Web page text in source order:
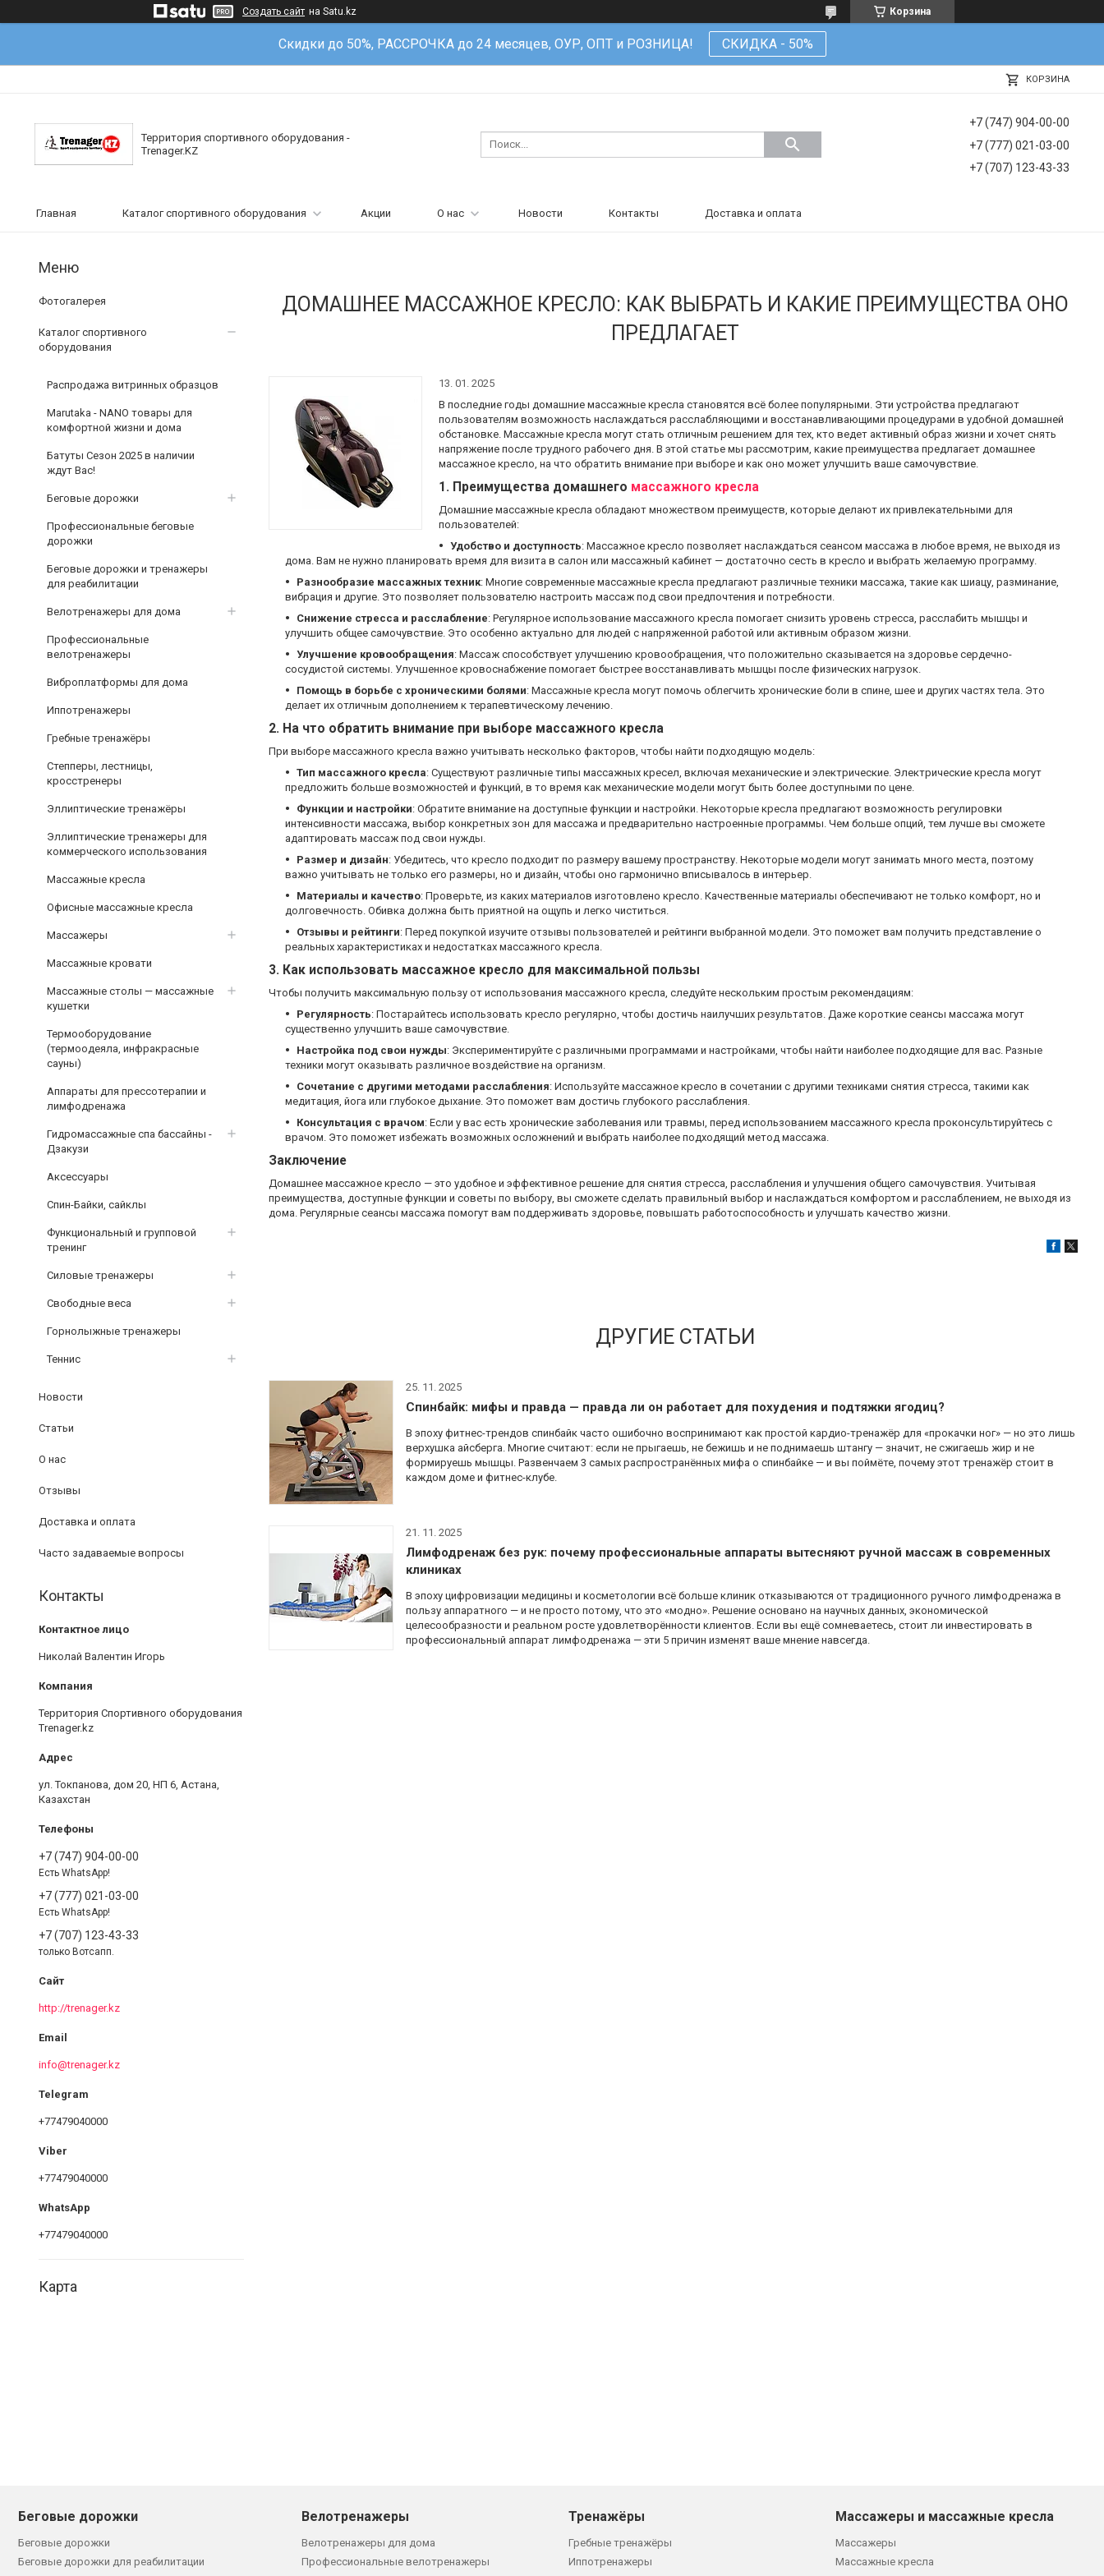
Создать сайт на Satu.kz Корзина
Скидки до 50%, РАССРОЧКА до 24 месяцев, ОУР, ОПТ и РОЗНИЦА! СКИДКА - 50%
КОРЗИНА
Территория спортивного оборудования -
Trenager.KZ
+7 (747) 904-00-00
+7 (777) 021-03-00
+7 (707) 123-43-33
Главная Каталог спортивного оборудования Акции О нас Новости Контакты Доставка и оплата
ДОМАШНЕЕ МАССАЖНОЕ КРЕСЛО: КАК ВЫБРАТЬ И КАКИЕ ПРЕИМУЩЕСТВА ОНО
ПРЕДЛАГАЕТ
13. 01. 2025
В последние годы домашние массажные кресла становятся всё более популярными. Эти устройства предлагают
пользователям возможность наслаждаться расслабляющими и восстанавливающими процедурами в удобной домашней
обстановке. Массажные кресла могут стать отличным решением для тех, кто ведет активный образ жизни и хочет снять
напряжение после трудного рабочего дня. В этой статье мы рассмотрим, какие преимущества предлагает домашнее
массажное кресло, на что обратить внимание при выборе и как оно может улучшить ваше самочувствие.
1. Преимущества домашнего массажного кресла
Домашние массажные кресла обладают множеством преимуществ, которые делают их привлекательными для
пользователей:
Удобство и доступность: Массажное кресло позволяет наслаждаться сеансом массажа в любое время, не выходя из
дома. Вам не нужно планировать время для визита в салон или массажный кабинет — достаточно сесть в кресло и выбрать желаемую программу.
Разнообразие массажных техник: Многие современные массажные кресла предлагают различные техники массажа, такие как шиацу, разминание,
вибрация и другие. Это позволяет пользователю настроить массаж под свои предпочтения и потребности.
Снижение стресса и расслабление: Регулярное использование массажного кресла помогает снизить уровень стресса, расслабить мышцы и
улучшить общее самочувствие. Это особенно актуально для людей с напряженной работой или активным образом жизни.
Улучшение кровообращения: Массаж способствует улучшению кровообращения, что положительно сказывается на здоровье сердечно-
сосудистой системы. Улучшенное кровоснабжение помогает быстрее восстанавливать мышцы после физических нагрузок.
Помощь в борьбе с хроническими болями: Массажные кресла могут помочь облегчить хронические боли в спине, шее и других частях тела. Это
делает их отличным дополнением к терапевтическому лечению.
2. На что обратить внимание при выборе массажного кресла
При выборе массажного кресла важно учитывать несколько факторов, чтобы найти подходящую модель:
Тип массажного кресла: Существуют различные типы массажных кресел, включая механические и электрические. Электрические кресла могут
предложить больше возможностей и функций, в то время как механические модели могут быть более доступными по цене.
Функции и настройки: Обратите внимание на доступные функции и настройки. Некоторые кресла предлагают возможность регулировки
интенсивности массажа, выбор конкретных зон для массажа и предварительно настроенные программы. Чем больше опций, тем лучше вы сможете
адаптировать массаж под свои нужды.
Размер и дизайн: Убедитесь, что кресло подходит по размеру вашему пространству. Некоторые модели могут занимать много места, поэтому
важно учитывать не только его размеры, но и дизайн, чтобы оно гармонично вписывалось в интерьер.
Материалы и качество: Проверьте, из каких материалов изготовлено кресло. Качественные материалы обеспечивают не только комфорт, но и
долговечность. Обивка должна быть приятной на ощупь и легко чиститься.
Отзывы и рейтинги: Перед покупкой изучите отзывы пользователей и рейтинги выбранной модели. Это поможет вам получить представление о
реальных характеристиках и недостатках массажного кресла.
3. Как использовать массажное кресло для максимальной пользы
Чтобы получить максимальную пользу от использования массажного кресла, следуйте нескольким простым рекомендациям:
Регулярность: Постарайтесь использовать кресло регулярно, чтобы достичь наилучших результатов. Даже короткие сеансы массажа могут
существенно улучшить ваше самочувствие.
Настройка под свои нужды: Экспериментируйте с различными программами и настройками, чтобы найти наиболее подходящие для вас. Разные
техники могут оказывать различное воздействие на организм.
Сочетание с другими методами расслабления: Используйте массажное кресло в сочетании с другими техниками снятия стресса, такими как
медитация, йога или глубокое дыхание. Это поможет вам достичь глубокого расслабления.
Консультация с врачом: Если у вас есть хронические заболевания или травмы, перед использованием массажного кресла проконсультируйтесь с
врачом. Это поможет избежать возможных осложнений и выбрать наиболее подходящий метод массажа.
Заключение
Домашнее массажное кресло — это удобное и эффективное решение для снятия стресса, расслабления и улучшения общего самочувствия. Учитывая
преимущества, доступные функции и советы по выбору, вы сможете сделать правильный выбор и наслаждаться комфортом и расслаблением, не выходя из
дома. Регулярные сеансы массажа помогут вам поддерживать здоровье, повышать работоспособность и улучшать качество жизни.
ДРУГИЕ СТАТЬИ
25. 11. 2025
Спинбайк: мифы и правда — правда ли он работает для похудения и подтяжки ягодиц?
В эпоху фитнес-трендов спинбайк часто ошибочно воспринимают как простой кардио-тренажёр для «прокачки ног» — но это лишь
верхушка айсберга. Многие считают: если не прыгаешь, не бежишь и не поднимаешь штангу — значит, не сжигаешь жир и не
формируешь мышцы. Развенчаем 3 самых распространённых мифа о спинбайке — и вы поймёте, почему этот тренажёр стоит в
каждом доме и фитнес-клубе.
21. 11. 2025
Лимфодренаж без рук: почему профессиональные аппараты вытесняют ручной массаж в современных
клиниках
В эпоху цифровизации медицины и косметологии всё больше клиник отказываются от традиционного ручного лимфодренажа в
пользу аппаратного — и не просто потому, что это «модно». Решение основано на научных данных, экономической
целесообразности и реальном росте удовлетворённости клиентов. Если вы ещё сомневаетесь, стоит ли инвестировать в
профессиональный аппарат лимфодренажа — эти 5 причин изменят ваше мнение навсегда.
Фотогалерея
Каталог спортивного
оборудования
Распродажа витринных образцов
Marutaka - NANO товары для
комфортной жизни и дома
Батуты Сезон 2025 в наличии
ждут Вас!
Беговые дорожки
Профессиональные беговые
дорожки
Беговые дорожки и тренажеры
для реабилитации
Велотренажеры для дома
Профессиональные
велотренажеры
Виброплатформы для дома
Иппотренажеры
Гребные тренажёры
Степперы, лестницы,
кросстренеры
Эллиптические тренажёры
Эллиптические тренажеры для
коммерческого использования
Массажные кресла
Офисные массажные кресла
Массажеры
Массажные кровати
Массажные столы — массажные
кушетки
Термооборудование
(термоодеяла, инфракрасные
сауны)
Аппараты для прессотерапии и
лимфодренажа
Гидромассажные спа бассайны -
Дзакузи
Аксессуары
Спин-Байки, сайклы
Функциональный и групповой
тренинг
Силовые тренажеры
Свободные веса
Горнолыжные тренажеры
Теннис
Новости
Статьи
О нас
Отзывы
Доставка и оплата
Часто задаваемые вопросы
Контакты
Николай Валентин Игорь
Территория Спортивного оборудования
Trenager.kz
ул. Токпанова, дом 20, НП 6, Астана,
Казахстан
+7 (747) 904-00-00
Есть WhatsApp!
+7 (777) 021-03-00
Есть WhatsApp!
+7 (707) 123-43-33
только Вотсапп.
http://trenager.kz
info@trenager.kz
+77479040000
+77479040000
+77479040000
Карта
Беговые дорожки
Беговые дорожки
Беговые дорожки для реабилитации
Велотренажеры
Велотренажеры для дома
Профессиональные велотренажеры
Тренажёры
Гребные тренажёры
Иппотренажеры
Массажеры и массажные кресла
Массажеры
Массажные кресла